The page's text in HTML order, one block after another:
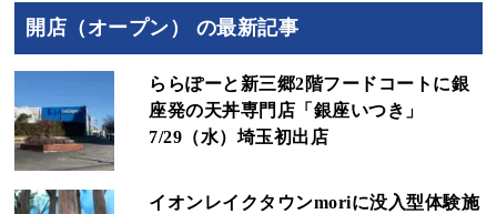
開店（オープン） の最新記事
ららぽーと新三郷2階フードコートに銀
座発の天丼専門店「銀座いつき」
7/29（水）埼玉初出店
イオンレイクタウンmoriに没入型体験施